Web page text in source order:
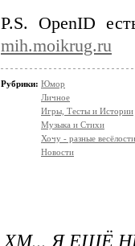
P.S. OpenID
mih.moikrug.ru
Рубрики: Юмор
Личное
Игры, Тесты и Истории
Музыка и Стихи
Хочу - разные
Новости
ХМ... Я ЕЩЁ